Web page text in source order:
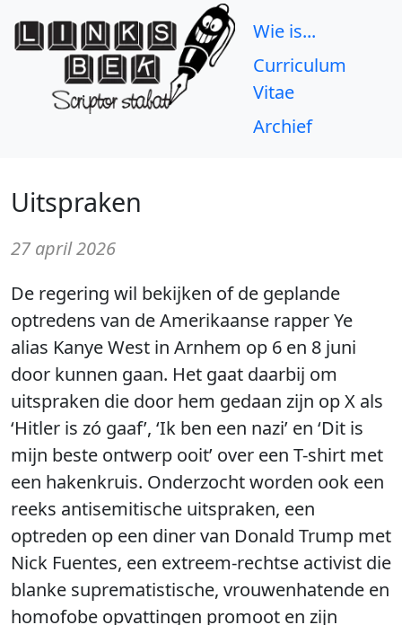
Wie is...
Curriculum
Vitae
Archief
Uitspraken
27 april 2026
De regering wil bekijken of de geplande
optredens van de Amerikaanse rapper Ye
alias Kanye West in Arnhem op 6 en 8 juni
door kunnen gaan. Het gaat daarbij om
uitspraken die door hem gedaan zijn op X als
‘Hitler is zó gaaf’, ‘Ik ben een nazi’ en ‘Dit is
mijn beste ontwerp ooit’ over een T-shirt met
een hakenkruis. Onderzocht worden ook een
reeks antisemitische uitspraken, een
optreden op een diner van Donald Trump met
Nick Fuentes, een extreem-rechtse activist die
blanke suprematistische, vrouwenhatende en
homofobe opvattingen promoot en zijn